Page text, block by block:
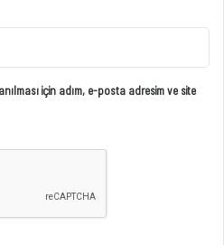
için adım, e-posta adresim ve site